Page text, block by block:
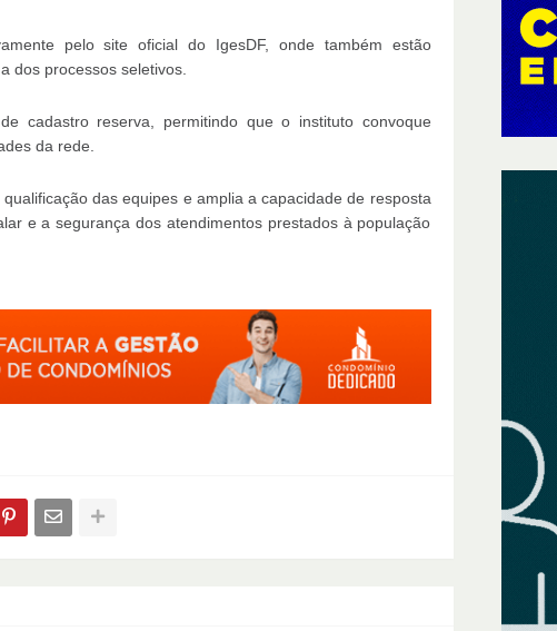
pelo site oficial do IgesDF, onde também estão
dos processos seletivos.
cadastro reserva, permitindo que o instituto convoque
da rede.
das equipes e amplia a capacidade de resposta
e a segurança dos atendimentos prestados à população